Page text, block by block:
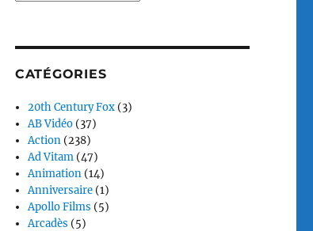
CATÉGORIES
20th Century Fox (3)
AB Vidéo (37)
Action (238)
Ad Vitam (47)
Animation (14)
Anniversaire (1)
Apollo Films (5)
Arcadès (5)